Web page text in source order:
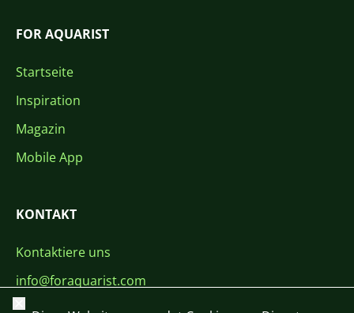
FOR AQUARIST
Startseite
Inspiration
Magazin
Mobile App
KONTAKT
Kontaktiere uns
info@foraquarist.com
+420 603 449 602
Schließen